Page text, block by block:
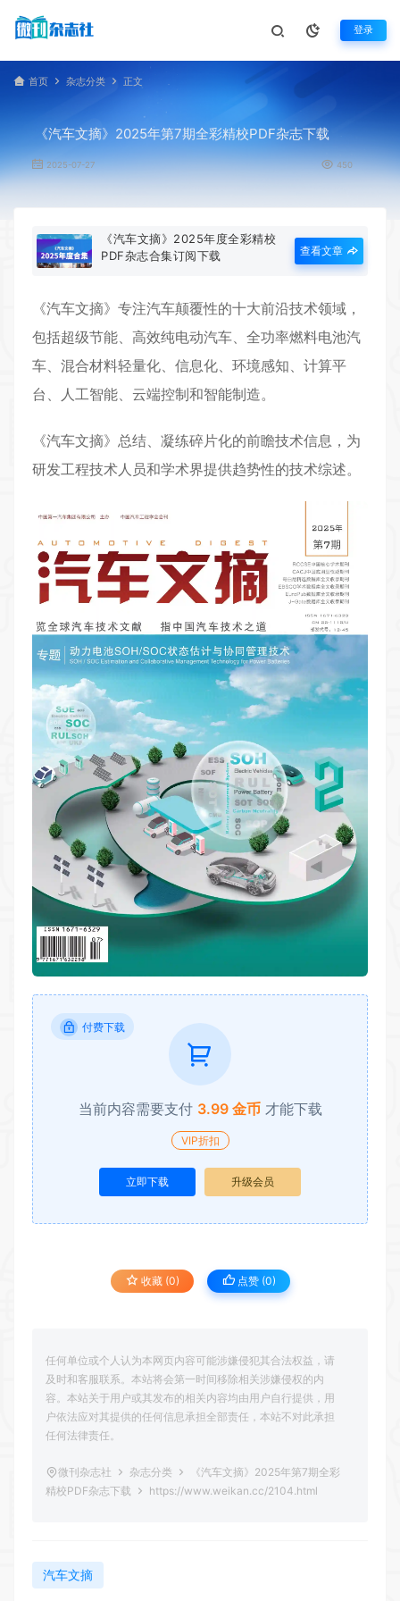
登录
首页 杂志分类 正文
《汽车文摘》2025年第7期全彩精校PDF杂志下载
2025-07-27 450
《汽车文摘》2025年度全彩精校
PDF杂志合集订阅下载
查看文章
《汽车文摘》专注汽车颠覆性的十大前沿技术领域，
包括超级节能、高效纯电动汽车、全功率燃料电池汽
车、混合材料轻量化、信息化、环境感知、计算平
台、人工智能、云端控制和智能制造。
《汽车文摘》总结、凝练碎片化的前瞻技术信息，为
研发工程技术人员和学术界提供趋势性的技术综述。
付费下载
当前内容需要支付 3.99 金币 才能下载
VIP折扣
立即下载 升级会员
收藏 (0) 点赞 (0)
任何单位或个人认为本网页内容可能涉嫌侵犯其合法权益，请
及时和客服联系。本站将会第一时间移除相关涉嫌侵权的内
容。本站关于用户或其发布的相关内容均由用户自行提供，用
户依法应对其提供的任何信息承担全部责任，本站不对此承担
任何法律责任。
微刊杂志社 杂志分类
《汽车文摘》2025年第7期全彩
精校PDF杂志下载
https://www.weikan.cc/2104.html
汽车文摘